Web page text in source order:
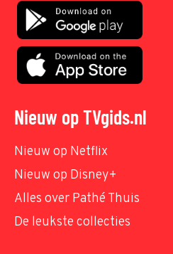
Nieuw op TVgids.nl
Nieuw op Netflix
Nieuw op Disney+
Alles over Pathé Thuis
De leukste collecties